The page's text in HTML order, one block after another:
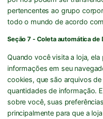
pertencentes ao grupo
todo o mundo de acordo
Seção 7 - Coleta automática de
Quando você visita a loja,
informações em seu
cookies, que são arquivos
quantidades de informação.
sobre você, suas
principalmente para que a